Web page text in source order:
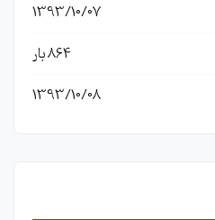
1393/10/07
864 بار
1393/10/08